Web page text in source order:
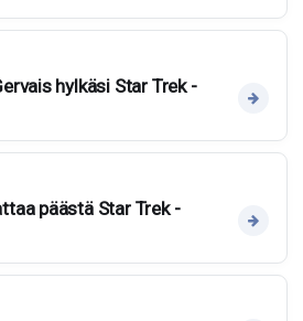
hylkäsi Star Trek -
päästä Star Trek -